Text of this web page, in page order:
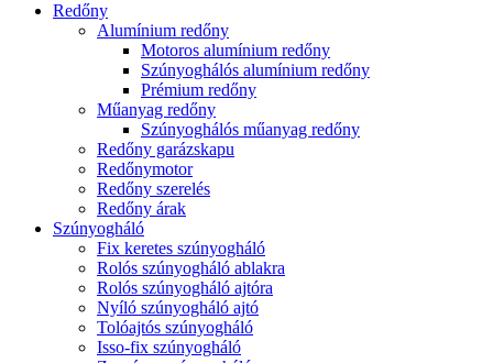
Redőny
Alumínium redőny
Motoros alumínium redőny
Szúnyoghálós alumínium redőny
Prémium redőny
Műanyag redőny
Szúnyoghálós műanyag redőny
Redőny garázskapu
Redőnymotor
Redőny szerelés
Redőny árak
Szúnyogháló
Fix keretes szúnyogháló
Rolós szúnyogháló ablakra
Rolós szúnyogháló ajtóra
Nyíló szúnyogháló ajtó
Tolóajtós szúnyogháló
Isso-fix szúnyogháló